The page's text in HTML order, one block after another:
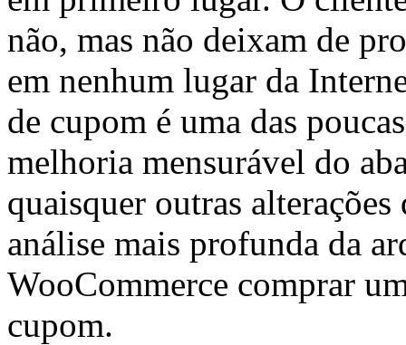
não, mas não deixam de
em nenhum lugar da
de cupom é uma das
melhoria mensurável do
quaisquer outras
análise mais profunda da
WooCommerce comprar
cupom.